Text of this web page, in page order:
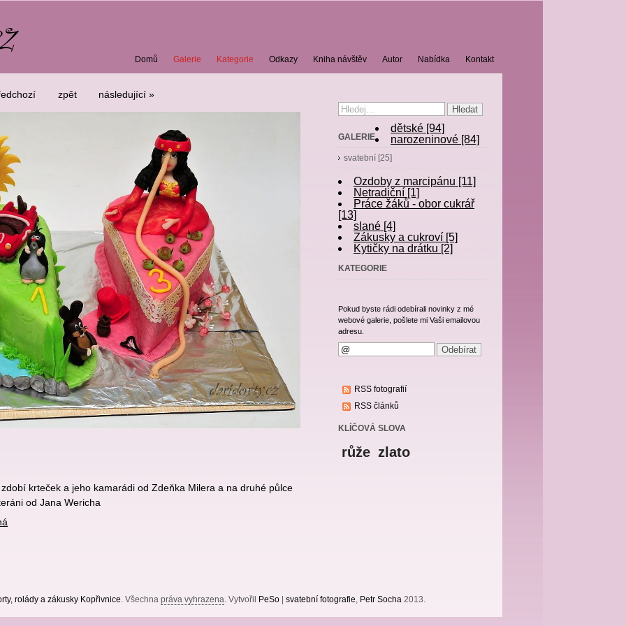
zpět následující »
krteček a jeho kamarádi od Zdeňka Milera a na druhé půlce
od Jana Wericha
GALERIE
svatební [25]
dětské [94]
narozeninové [84]
Ozdoby z marcipánu [11]
Netradiční [1]
Práce žáků - obor cukrář
[13]
slané [4]
Zákusky a cukroví [5]
Kytičky na drátku [2]
KATEGORIE
Pokud byste rádi odebírali novinky z mé
webové galerie, pošlete mi Vaši emailovou
adresu.
RSS fotografií
RSS článků
KLÍČOVÁ SLOVA
růže zlato
rolády a zákusky Kopřivnice. Všechna práva vyhrazena. Vytvořil PeSo svatební fotografie, Petr Socha 2013.
Kontakt
Nabídka
Autor
Kniha návštěv
Odkazy
Kategorie
Galerie
Domů